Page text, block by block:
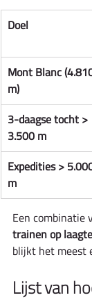
Doel
Mont Blanc
m)
3-daagse tocht >
3.500 m
Expedities >
m
Een combinatie
trainen op laagte
blijkt het meest
Lijst van